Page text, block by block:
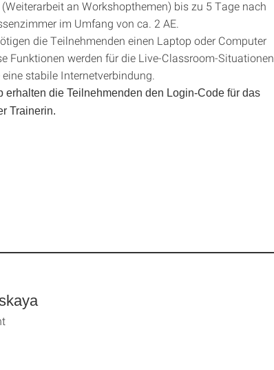
an Workshopthemen) bis zu 5 Tage nach
im Umfang von ca. 2 AE.
die Teilnehmenden einen Laptop oder Computer
Funktionen werden für die Live-Classroom-Situationen
stabile Internetverbindung.
erhalten die Teilnehmenden den Login-Code für das
Trainerin.